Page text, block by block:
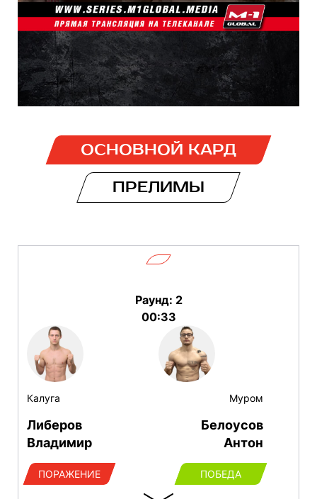
ОСНОВНОЙ КАРД
ПРЕЛИМЫ
Калуга
Либеров
Владимир
ПОРАЖЕНИЕ
Раунд: 2
00:33
Муром
Белоусов
Антон
ПОБЕДА